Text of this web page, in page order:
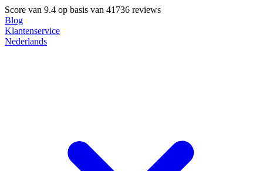
Score van 9.4 op basis van 41736 reviews
Blog
Klantenservice
Nederlands